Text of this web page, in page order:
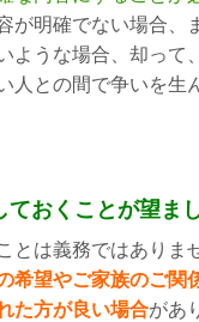
が明確でない場合、
ような場合、却って
人との間で争いを生
ておくことが望ま
は義務ではありま
希望やご家族のご関
た方が良い場合があ